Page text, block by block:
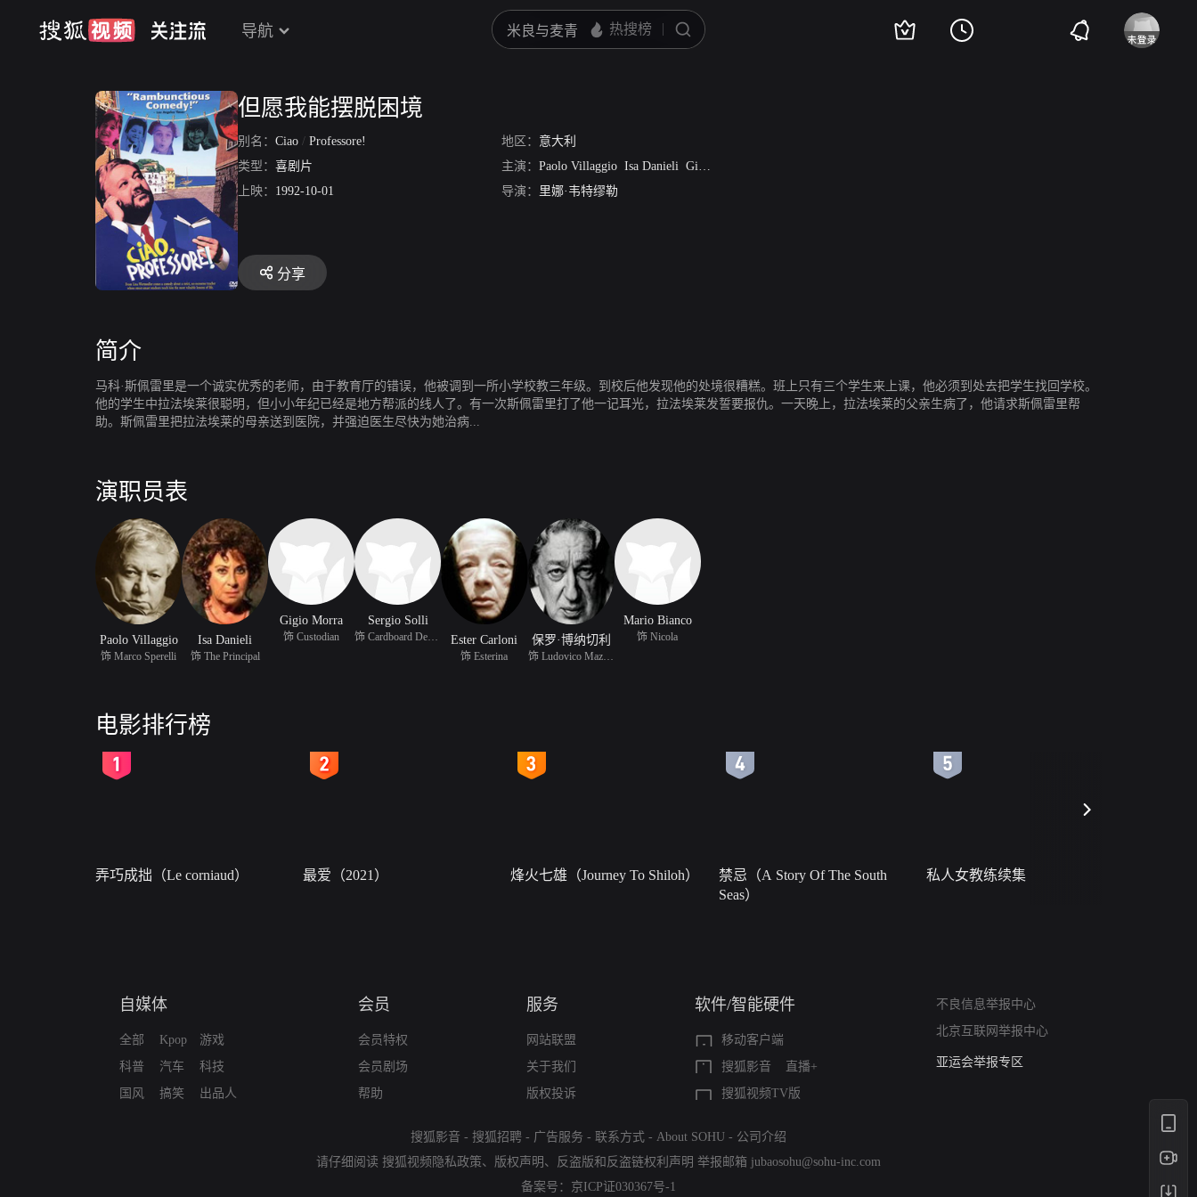
导航
但愿我能摆脱困境
别名： Ciao / Professore! 地区： 意大利
类型： 喜剧片 主演： Paolo Villaggio Isa Danieli Gigio Morra
上映： 1992-10-01 导演： 里娜·韦特缪勒
分享
简介
马科·斯佩雷里是一个诚实优秀的老师，由于教育厅的错误，他被调到一所小学校教三年级。到校后他发现他的处境很糟糕。班上只有三个学生来上课，他必须到处去把学生找回学校。
他的学生中拉法埃莱很聪明，但小小年纪已经是地方帮派的线人了。有一次斯佩雷里打了他一记耳光，拉法埃莱发誓要报仇。一天晚上，拉法埃莱的父亲生病了，他请求斯佩雷里帮
助。斯佩雷里把拉法埃莱的母亲送到医院，并强迫医生尽快为她治病...
演职员表
Paolo Villaggio
饰 Marco Sperelli
Isa Danieli
饰 The Principal
Gigio Morra
饰 Custodian
Sergio Solli
饰 Cardboard Dealer Ester Carloni
饰 Esterina
保罗·博纳切利
饰 Ludovico Mazzullo
Mario Bianco
饰 Nicola
电影排行榜
弄巧成拙（Le corniaud） 最爱（2021） 烽火七雄（Journey To Shiloh）
禁忌（A Story Of The South
Seas）
私人女教练续集
自媒体
全部
科普
国风
Kpop
汽车
搞笑
游戏
科技
出品人
会员
会员特权
会员剧场
帮助
服务
网站联盟
关于我们
版权投诉
软件/智能硬件
移动客户端
搜狐影音
直播+
搜狐视频TV版
不良信息举报中心
北京互联网举报中心
算法推荐专项举报
亚运会举报专区
搜狐影音 - 搜狐招聘 - 广告服务 - 联系方式 - About SOHU - 公司介绍
请仔细阅读 搜狐视频隐私政策、 版权声明 、 反盗版和反盗链权利声明 举报邮箱 jubaosohu@sohu-inc.com
备案号： 京ICP证030367号-1